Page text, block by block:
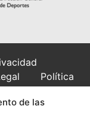
de las
Política